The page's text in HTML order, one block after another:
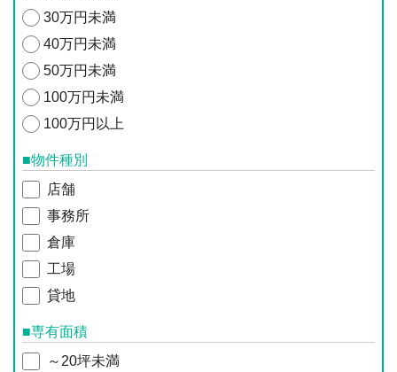
30万円未満
40万円未満
50万円未満
100万円未満
100万円以上
■物件種別
店舗
事務所
倉庫
工場
貸地
■専有面積
～20坪未満